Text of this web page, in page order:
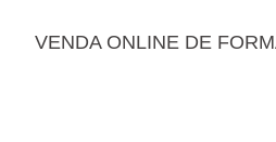
VENDA ONLINE DE